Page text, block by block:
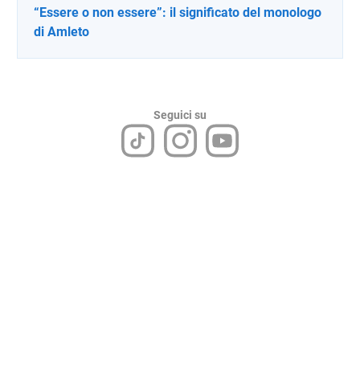
“Essere o non essere”: il significato del monologo
di Amleto
Seguici su